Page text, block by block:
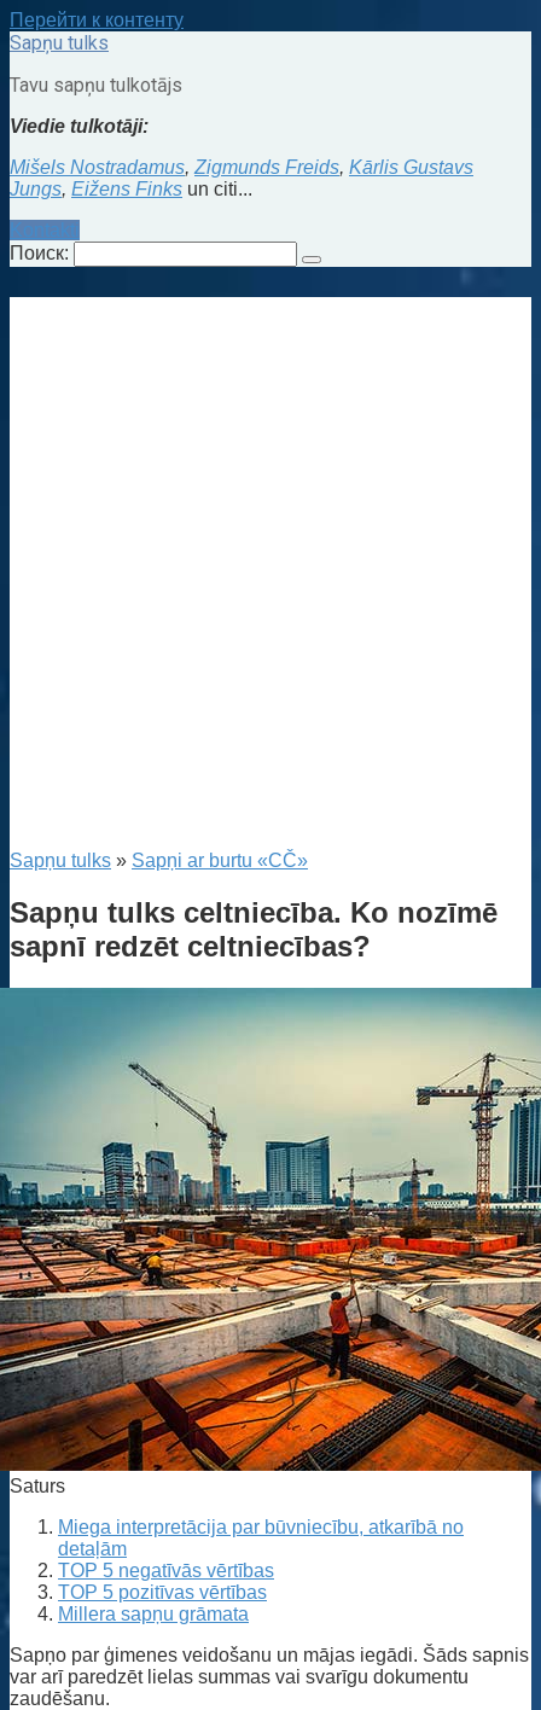
Перейти к контенту
Sapņu tulks
Tavu sapņu tulkotājs
Viedie tulkotāji:
Mišels Nostradamus, Zigmunds Freids, Kārlis Gustavs
Jungs, Eižens Finks un citi...
Kontakti
Поиск:
Sapņu tulks » Sapņi ar burtu «CČ»
Sapņu tulks celtniecība. Ko nozīmē
sapnī redzēt celtniecības?
Saturs
Miega interpretācija par būvniecību, atkarībā no
detaļām
TOP 5 negatīvās vērtības
TOP 5 pozitīvas vērtības
Millera sapņu grāmata
Sapņo par ģimenes veidošanu un mājas iegādi. Šāds sapnis
var arī paredzēt lielas summas vai svarīgu dokumentu
zaudēšanu.